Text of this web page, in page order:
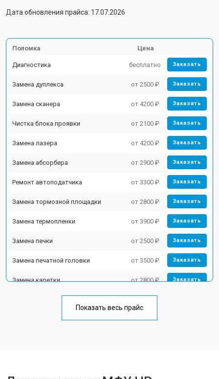
Дата обновления прайса: 17.07.2026
Поломка Цена
Диагностика бесплатно Заказать
Замена дуплекса от 2500 ₽ Заказать
Замена сканера от 4200 ₽ Заказать
Чистка блока проявки от 2100 ₽ Заказать
Замена лазера от 4200 ₽ Заказать
Замена абсорбера от 2900 ₽ Заказать
Ремонт автоподатчика от 3300 ₽ Заказать
Замена тормозной площадки от 2800 ₽ Заказать
Замена термопленки от 3900 ₽ Заказать
Замена печки от 2500 ₽ Заказать
Замена печатной головки от 3500 ₽ Заказать
Замена каретки от 2800 ₽ Заказать
Замена блока питания от 2500 ₽
Показать весь прайс